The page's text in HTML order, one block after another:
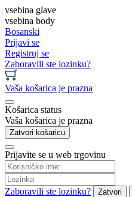
vsebina glave
vsebina body
Bosanski
Prijavi se
Registruj se
Zaboravili ste lozinku?
Vaša košarica je prazna
Košarica status
Vaša košarica je prazna
Zatvori košaricu
Prijavite se u web trgovinu
Zaboravili ste lozinku? Zatvori